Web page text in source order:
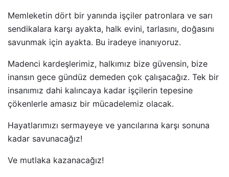
Memleketin dört bir yanında işçiler patronlara ve sarı
sendikalara karşı ayakta, halk evini, tarlasını, doğasını
savunmak için ayakta. Bu iradeye inanıyoruz.
Madenci kardeşlerimiz, halkımız bize güvensin, bize
inansın gece gündüz demeden çok çalışacağız. Tek bir
insanımız dahi kalıncaya kadar işçilerin tepesine
çökenlerle amasız bir mücadelemiz olacak.
Hayatlarımızı sermayeye ve yancılarına karşı sonuna
kadar savunacağız!
Ve mutlaka kazanacağız!